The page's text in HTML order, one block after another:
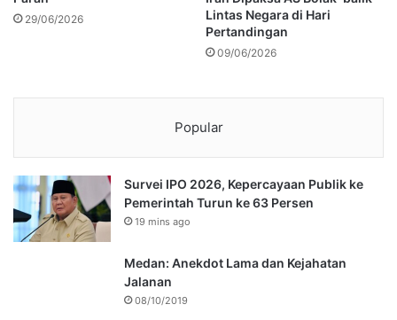
29/06/2026
Lintas Negara di Hari
Pertandingan
09/06/2026
Popular
Survei IPO 2026, Kepercayaan Publik ke
Pemerintah Turun ke 63 Persen
19 mins ago
Medan: Anekdot Lama dan Kejahatan
Jalanan
08/10/2019